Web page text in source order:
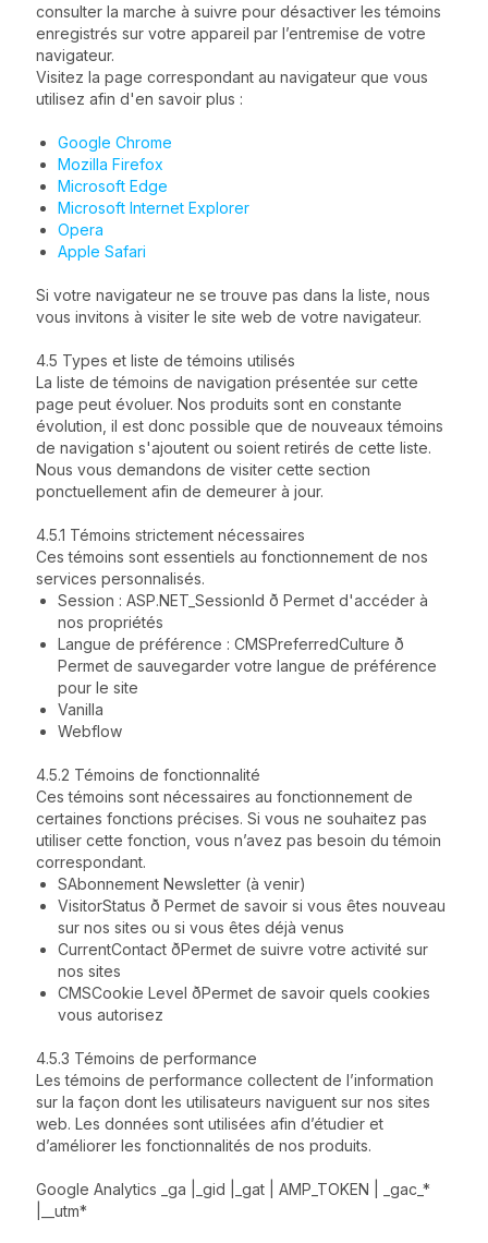
consulter la marche à suivre pour désactiver les témoins
enregistrés sur votre appareil par l’entremise de votre
navigateur.
Visitez la page correspondant au navigateur que vous
utilisez afin d'en savoir plus :
Google Chrome
Mozilla Firefox
Microsoft Edge
Microsoft Internet Explorer
Opera
Apple Safari
Si votre navigateur ne se trouve pas dans la liste, nous
vous invitons à visiter le site web de votre navigateur.
4.5 Types et liste de témoins utilisés
La liste de témoins de navigation présentée sur cette
page peut évoluer. Nos produits sont en constante
évolution, il est donc possible que de nouveaux témoins
de navigation s'ajoutent ou soient retirés de cette liste.
Nous vous demandons de visiter cette section
ponctuellement afin de demeurer à jour.
4.5.1 Témoins strictement nécessaires
Ces témoins sont essentiels au fonctionnement de nos
services personnalisés.
Session : ASP.NET_SessionId ð Permet d'accéder à
nos propriétés
Langue de préférence : CMSPreferredCulture ð
Permet de sauvegarder votre langue de préférence
pour le site
Vanilla
Webflow
4.5.2 Témoins de fonctionnalité
Ces témoins sont nécessaires au fonctionnement de
certaines fonctions précises. Si vous ne souhaitez pas
utiliser cette fonction, vous n’avez pas besoin du témoin
correspondant.
SAbonnement Newsletter (à venir)
VisitorStatus ð Permet de savoir si vous êtes nouveau
sur nos sites ou si vous êtes déjà venus
CurrentContact ðPermet de suivre votre activité sur
nos sites
CMSCookie Level ðPermet de savoir quels cookies
vous autorisez
4.5.3 Témoins de performance
Les témoins de performance collectent de l’information
sur la façon dont les utilisateurs naviguent sur nos sites
web. Les données sont utilisées afin d’étudier et
d’améliorer les fonctionnalités de nos produits.
Google Analytics _ga |_gid |_gat | AMP_TOKEN | _gac_*
|__utm*